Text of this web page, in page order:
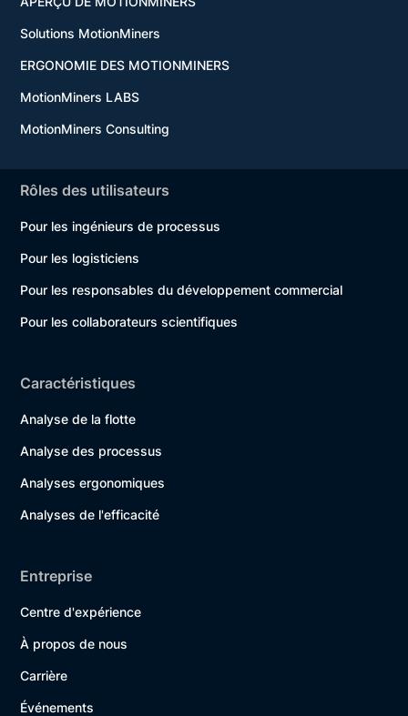
Solutions MotionMiners
ERGONOMIE DES MOTIONMINERS
MotionMiners LABS
MotionMiners Consulting
Rôles des utilisateurs
Pour les ingénieurs de processus
Pour les logisticiens
Pour les responsables du développement commercial
Pour les collaborateurs scientifiques
Caractéristiques
Analyse de la flotte
Analyse des processus
Analyses ergonomiques
Analyses de l'efficacité
Entreprise
Centre d'expérience
À propos de nous
Carrière
Événements